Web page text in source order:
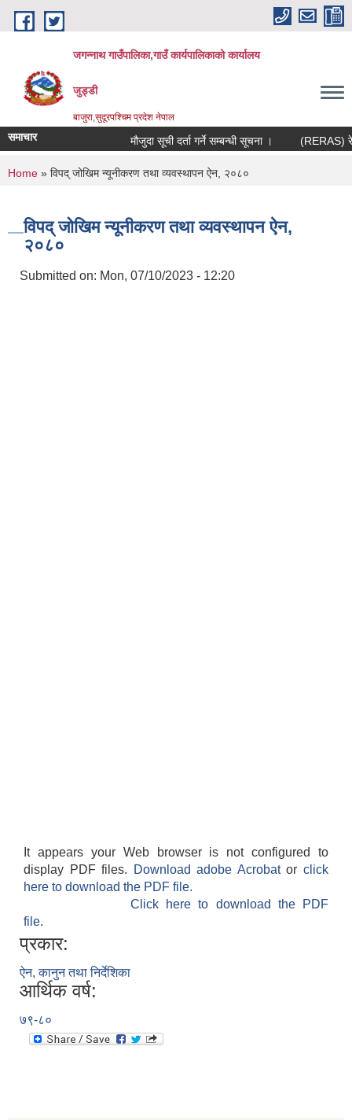
Skip to main content
जगन्नाथ गाउँपालिका,गाउँ कार्यपालिकाको कार्यालय
जुड्डी
बाजुरा,सुदूरपश्चिम प्रदेश नेपाल
समाचार मौजुदा सूची दर्ता गर्ने सम्बन्धी सूचना । (RERAS)
You are here
Home » विपद् जोखिम न्यूनीकरण तथा व्यवस्थापन ऐन, २०८०
विपद् जोखिम न्यूनीकरण तथा व्यवस्थापन ऐन,
२०८०
Submitted on: Mon, 07/10/2023 - 12:20
It appears your Web browser is not configured to
display PDF files.
Download adobe Acrobatorclick
here to download the PDF file.
Click here to download the PDF
file.
प्रकार:
ऐन, कानुन तथा निर्देशिका
आर्थिक वर्ष:
७९-८०